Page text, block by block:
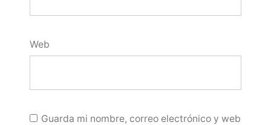
Web
Guarda mi nombre, correo electrónico y web